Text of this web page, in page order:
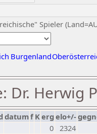
Spieler
Burgenland
Dr. Herwig
datumf Kerg elo+/-
0 2324